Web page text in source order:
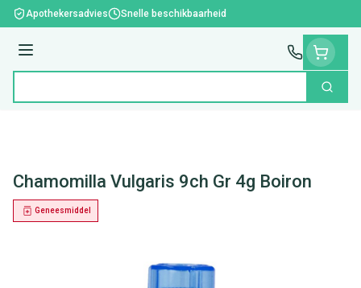
Ga naar de inhoud
Apothekersadvies Snelle beschikbaarheid
Menu
Zoek
Chamomilla Vulgaris 9ch Gr 4g Boiron
Geneesmiddel